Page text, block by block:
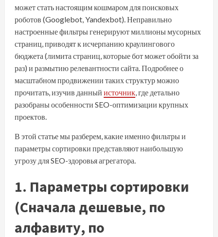
может стать настоящим кошмаром для поисковых
роботов (Googlebot, Yandexbot). Неправильно
настроенные фильтры генерируют миллионы мусорных
страниц, приводят к исчерпанию краулингового
бюджета (лимита страниц, которые бот может обойти за
раз) и размытию релевантности сайта. Подробнее о
масштабном продвижении таких структур можно
прочитать, изучив данный источник, где детально
разобраны особенности SEO-оптимизации крупных
проектов.
В этой статье мы разберем, какие именно фильтры и
параметры сортировки представляют наибольшую
угрозу для SEO-здоровья агрегатора.
1. Параметры сортировки
(Сначала дешевые, по
алфавиту, по